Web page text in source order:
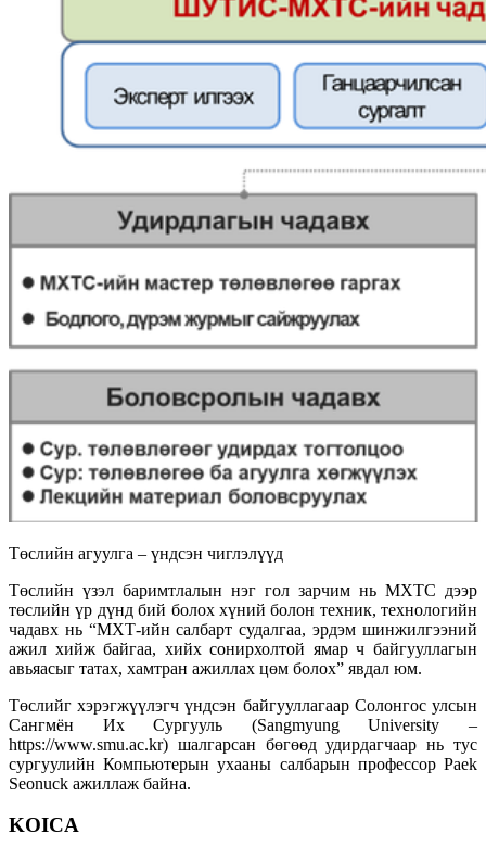
Төслийн агуулга – үндсэн чиглэлүүд
Төслийн үзэл баримтлалын нэг гол зарчим нь МХТС дээр
төслийн үр дүнд бий болох хүний болон техник, технологийн
чадавх нь “МХТ-ийн салбарт судалгаа, эрдэм шинжилгээний
ажил хийж байгаа, хийх сонирхолтой ямар ч байгууллагын
авьяасыг татах, хамтран ажиллах цөм болох” явдал юм.
Төслийг хэрэгжүүлэгч үндсэн байгууллагаар Солонгос улсын
Сангмён Их Сургууль (Sangmyung University –
https://www.smu.ac.kr) шалгарсан бөгөөд удирдагчаар нь тус
сургуулийн Компьютерын ухааны салбарын профессор Paek
Seonuck ажиллаж байна.
KOICA